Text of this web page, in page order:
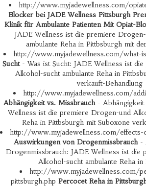
http://www.myjadewellness.com/
Blocker bei JADE Wellness Pittsburgh
Klinik für Ambulante Patienten Mit Opiat-
JADE Wellness ist die premiere
ambulante Reha in Pittbsburgh mit
http://www.myjadewellness.com/what-
Sucht- Was ist Sucht: JADE Wellness ist
Alkohol-sucht ambulante Reha in
verkauft-Behandlung
http://www.myjadewellness.com/
Abhängigkeit vs. Missbrauch- Abhängigkeit
Wellness ist die premiere Drogen-und
Reha in Pittbsburgh mit Suboxone
http://www.myjadewellness.com/effects-
Auswirkungen von Drogenmissbrauch-
Drogenmissbrauch: JADE Wellness ist die
Alkohol-sucht ambulante Reha in
http://www.myjadewellness.com/
pittsburgh.php Percocet Reha in